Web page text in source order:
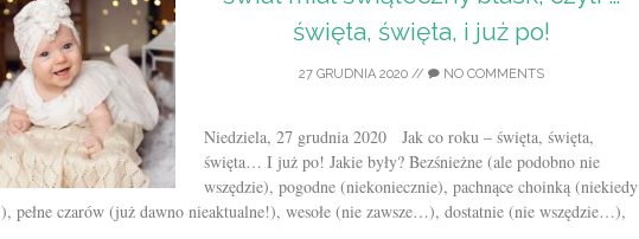
święta, święta, i już po!
27 GRUDNIA 2020// NO COMMENTS
Niedziela, 27 grudnia 2020 Jak co roku – święta, święta,
święta… I już po! Jakie były? Bezśnieżne (ale podobno nie
wszędzie), pogodne (niekoniecznie), pachnące choinką (niekiedy
pełne czarów (już dawno nieaktualne!), wesołe (nie zawsze…), dostatnie (nie wszędzie…),